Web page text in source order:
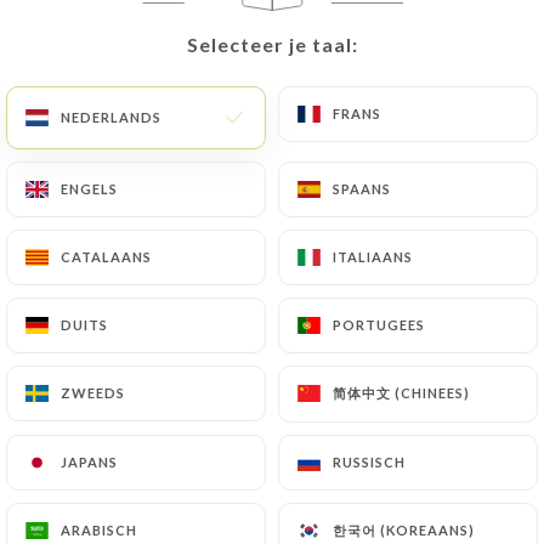
Selecteer je taal:
NEDERLANDS FRANS
ENGELS SPAANS
CATALAANS ITALIAANS
DUITS PORTUGEES
ZWEEDS 简体中文 (CHINEES)
JAPANS RUSSISCH
ARABISCH 한국어 (KOREAANS)
Contact
La Table Des Gourmets
Selecteer je taal:
NEDERLANDS FRANS
ENGELS SPAANS
CATALAANS ITALIAANS
DUITS PORTUGEES
ZWEEDS 简体中文 (CHINEES)
JAPANS RUSSISCH
ARABISCH 한국어 (KOREAANS)